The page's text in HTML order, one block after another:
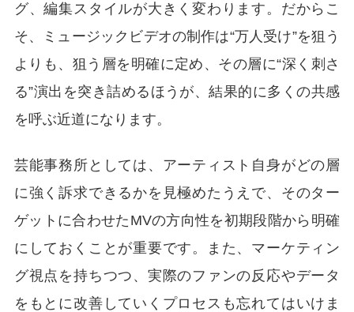
グ、編集スタイルが大きく変わります。だからこ
そ、ミュージックビデオの制作は“万人受け”を狙う
よりも、狙う層を明確に定め、その層に“深く刺さ
る”演出を突き詰めるほうが、結果的に多くの共感
を呼ぶ近道になります。
芸能事務所としては、アーティスト自身がどの層
に強く訴求できるかを見極めたうえで、そのター
ゲットに合わせたMVの方向性を初期段階から明確
にしておくことが重要です。また、マーケティン
グ視点を持ちつつ、実際のファンの反応やデータ
をもとに改善していくプロセスも忘れてはいけま